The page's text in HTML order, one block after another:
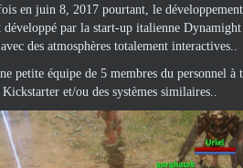
en juin 8, 2017 pourtant, le
par la start-up italienne
des atmosphères totalement interactives..
petite équipe de 5 membres du personnel
et/ou des systèmes similaires..